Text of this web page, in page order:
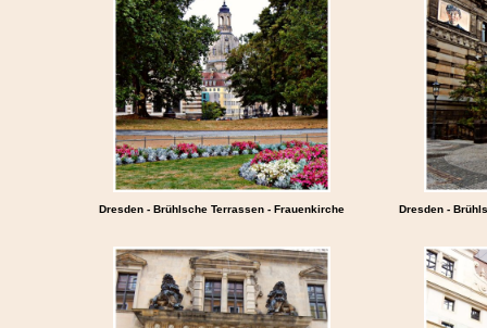
Dresden - Brühlsche Terrassen - Frauenkirche Dresden -